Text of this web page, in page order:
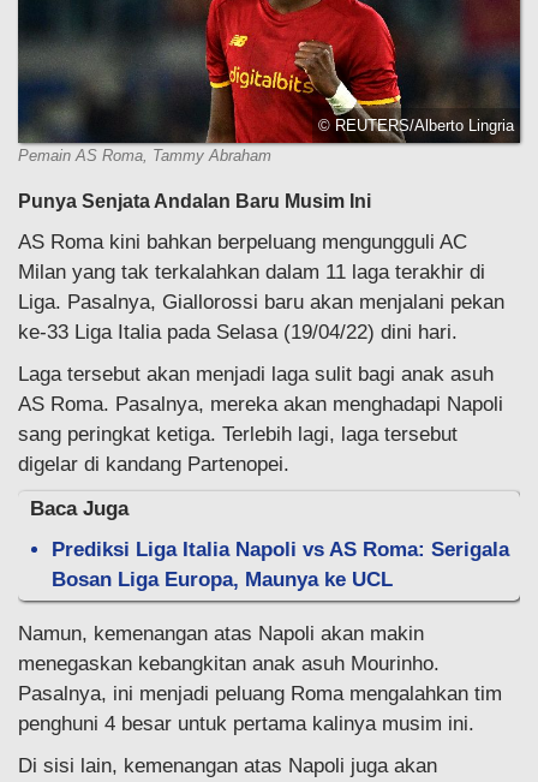
© REUTERS/Alberto Lingria
Pemain AS Roma, Tammy Abraham
Punya Senjata Andalan Baru Musim Ini
AS Roma kini bahkan berpeluang mengungguli AC
Milan yang tak terkalahkan dalam 11 laga terakhir di
Liga. Pasalnya, Giallorossi baru akan menjalani pekan
ke-33 Liga Italia pada Selasa (19/04/22) dini hari.
Laga tersebut akan menjadi laga sulit bagi anak asuh
AS Roma. Pasalnya, mereka akan menghadapi Napoli
sang peringkat ketiga. Terlebih lagi, laga tersebut
digelar di kandang Partenopei.
Baca Juga
Prediksi Liga Italia Napoli vs AS Roma: Serigala
Bosan Liga Europa, Maunya ke UCL
Namun, kemenangan atas Napoli akan makin
menegaskan kebangkitan anak asuh Mourinho.
Pasalnya, ini menjadi peluang Roma mengalahkan tim
penghuni 4 besar untuk pertama kalinya musim ini.
Di sisi lain, kemenangan atas Napoli juga akan